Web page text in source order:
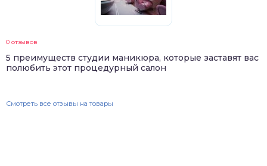
0 отзывов
5 преимуществ студии маникюра, которые заставят вас
полюбить этот процедурный салон
Смотреть все отзывы на товары